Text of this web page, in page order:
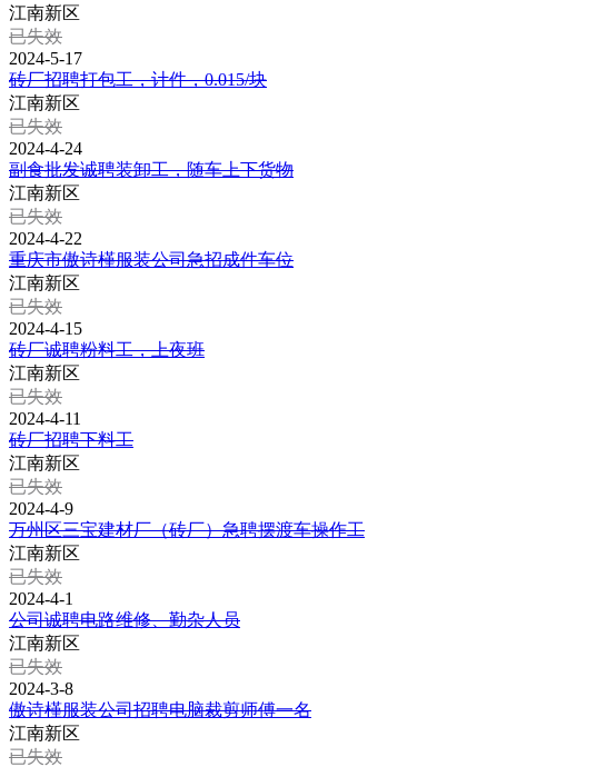
江南新区
已失效
2024-5-17
砖厂招聘打包工，计件，0.015/块
江南新区
已失效
2024-4-24
副食批发诚聘装卸工，随车上下货物
江南新区
已失效
2024-4-22
重庆市傲诗槿服装公司急招成件车位
江南新区
已失效
2024-4-15
砖厂诚聘粉料工，上夜班
江南新区
已失效
2024-4-11
砖厂招聘下料工
江南新区
已失效
2024-4-9
万州区三宝建材厂（砖厂）急聘摆渡车操作工
江南新区
已失效
2024-4-1
公司诚聘电路维修、勤杂人员
江南新区
已失效
2024-3-8
傲诗槿服装公司招聘电脑裁剪师傅一名
江南新区
已失效